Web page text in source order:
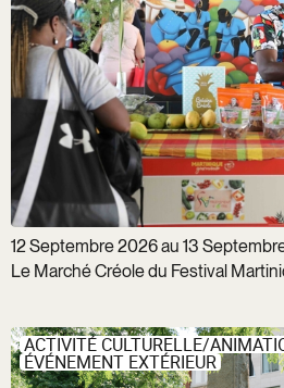
12 Septembre 2026 au 13
Le Marché Créole du Festival
ACTIVITÉ CULTURELLE/
ÉVÉNEMENT EXTÉRIEUR